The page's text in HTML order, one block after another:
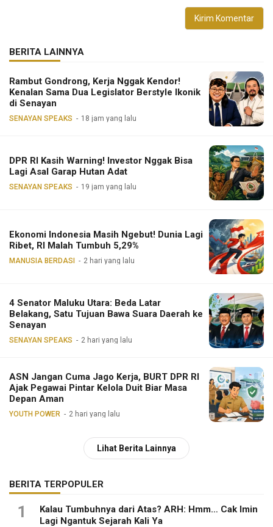
BERITA LAINNYA
Rambut Gondrong, Kerja Nggak Kendor!
Kenalan Sama Dua Legislator Berstyle Ikonik
di Senayan
SENAYAN SPEAKS 18 jam yang lalu
DPR RI Kasih Warning! Investor Nggak Bisa
Lagi Asal Garap Hutan Adat
SENAYAN SPEAKS 19 jam yang lalu
Ekonomi Indonesia Masih Ngebut! Dunia Lagi
Ribet, RI Malah Tumbuh 5,29%
MANUSIA BERDASI 2 hari yang lalu
4 Senator Maluku Utara: Beda Latar
Belakang, Satu Tujuan Bawa Suara Daerah ke
Senayan
SENAYAN SPEAKS 2 hari yang lalu
ASN Jangan Cuma Jago Kerja, BURT DPR RI
Ajak Pegawai Pintar Kelola Duit Biar Masa
Depan Aman
YOUTH POWER 2 hari yang lalu
Lihat Berita Lainnya
BERITA TERPOPULER
1
Kalau Tumbuhnya dari Atas? ARH: Hmm… Cak Imin
Lagi Ngantuk Sejarah Kali Ya